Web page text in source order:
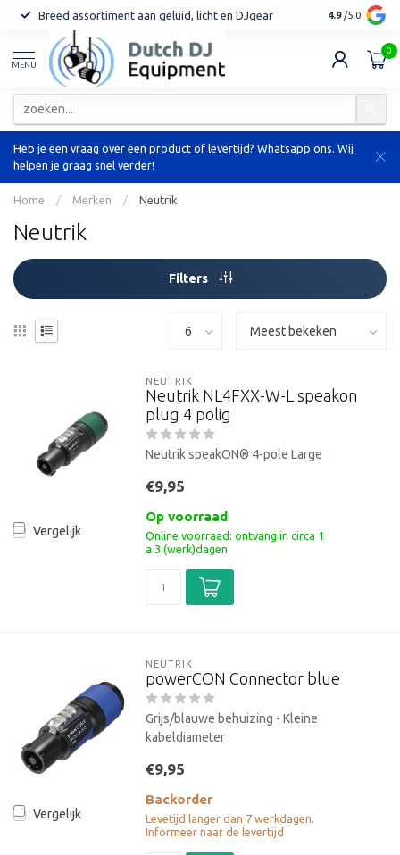
Breed assortiment aan geluid, licht en DJgear Tot 7 jaar
4.9 /5.0
MENU
0
Heb je een vraag over een product of levertijd? Whatsapp ons. Wij
helpen je graag snel verder!
Home / Merken / Neutrik
Neutrik
Filters
Vergelijk
NEUTRIK
Neutrik NL4FXX-W-L speakon
plug 4 polig
Neutrik speakON® 4-pole Large
€9,95
Op voorraad
Online voorraad: ontvang in circa 1
a 3 (werk)dagen
Vergelijk
NEUTRIK
powerCON Connector blue
Grijs/blauwe behuizing - Kleine
kabeldiameter
€9,95
Backorder
Levetijd langer dan 7 werkdagen.
Informeer naar de levertijd